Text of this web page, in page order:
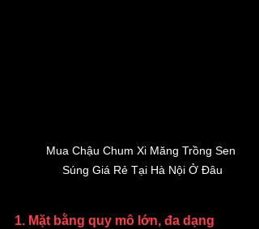
Mua Chậu Chum Xi Măng Trồng Sen
Súng Giá Rẻ Tại Hà Nội Ở Đâu
1. Mặt bằng quy mô lớn, đa dạng